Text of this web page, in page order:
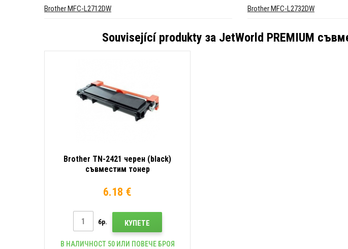
Brother MFC-L2712DW Brother MFC-L2732DW
Související produkty за JetWorld PREMIUM
Brother TN-2421 черен (black)
съвместим тонер
6.18 €
бр. КУПЕТЕ
В НАЛИЧНОСТ 50 ИЛИ ПОВЕЧЕ БРОЯ